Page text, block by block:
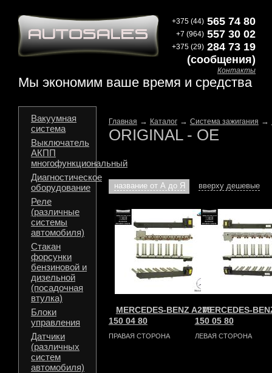
Мы экономим ваше время и средства
+375 (44) 565 74 80
+7 (964) 557 30 02
+375 (29) 284 73 19
(сообщения)
Контакты
Вакуумная
система
Выключатель
АКПП
многофункциональный
Диагностическое
оборудование
Реле
(различные
системы
автомобиля)
Стакан
форсунки
бензиновой и
дизельной
(посадочная
втулка)
Блоки
управления
Датчики
(различных
систем
автомобиля)
Главная → Каталог→ Система зажигания →
ORIGINAL - OE
название от А до Я вверху дешевые
MERCEDES-BENZ A275
150 04 80
ПРАВАЯ СТОРОНА
MERCEDES-
150 05 80
ЛЕВАЯ СТОРОНА